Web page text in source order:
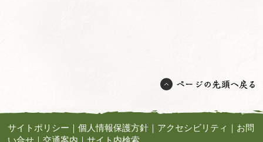
サイトポリシー ｜個人情報保護方針 ｜ アクセシビリティ ｜ お問
い合せ ｜交通案内 ｜サイト内検索